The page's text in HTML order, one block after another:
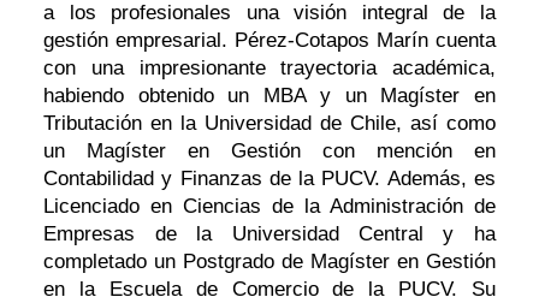
a los profesionales una visión integral de la
gestión empresarial. Pérez-Cotapos Marín cuenta
con una impresionante trayectoria académica,
habiendo obtenido un MBA y un Magíster en
Tributación en la Universidad de Chile, así como
un Magíster en Gestión con mención en
Contabilidad y Finanzas de la PUCV. Además, es
Licenciado en Ciencias de la Administración de
Empresas de la Universidad Central y ha
completado un Postgrado de Magíster en Gestión
en la Escuela de Comercio de la PUCV. Su